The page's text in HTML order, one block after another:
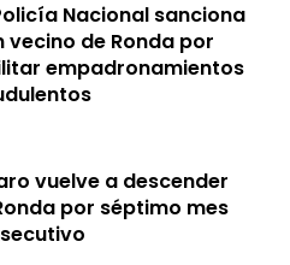
Nacional sanciona
vecino de Ronda por
empadronamientos
vuelve a descender
por séptimo mes